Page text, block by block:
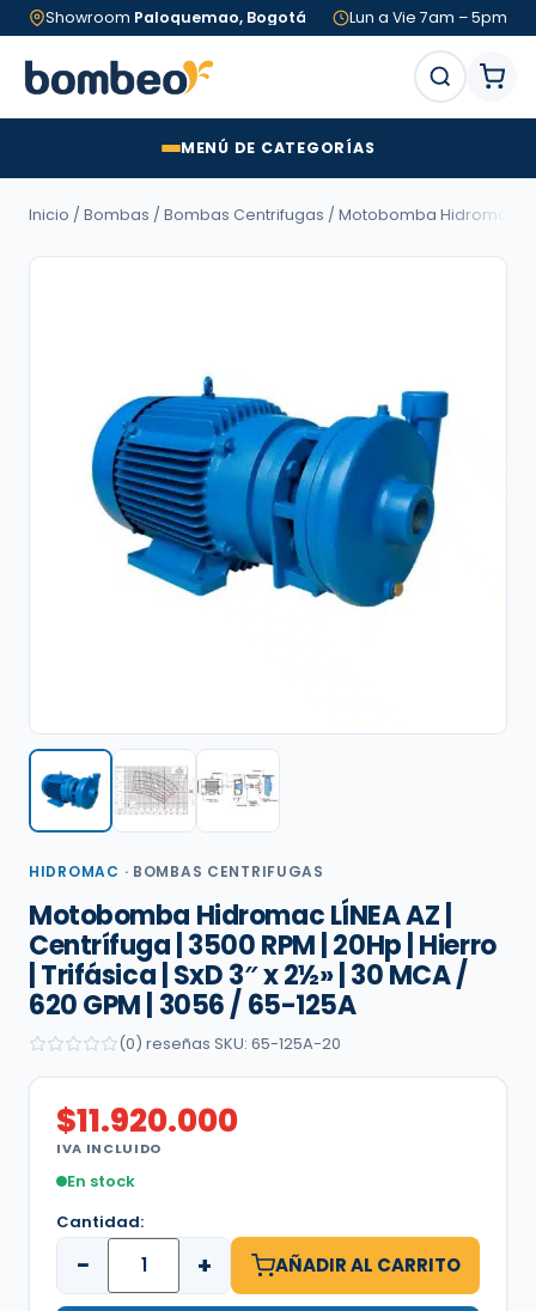
Showroom Paloquemao, Bogotá Lun a Vie 7am – 5pm
MENÚ DE CATEGORÍAS
Inicio / Bombas / Bombas Centrifugas / Motobomba Hidromac
HIDROMAC · BOMBAS CENTRIFUGAS
Motobomba Hidromac LÍNEA AZ |
Centrífuga | 3500 RPM | 20Hp | Hierro
| Trifásica | SxD 3″ x 2½» | 30 MCA /
620 GPM | 3056 / 65-125A
(0) reseñas SKU: 65-125A-20
$11.920.000
IVA INCLUIDO
En stock
Cantidad:
− + AÑADIR AL CARRITO